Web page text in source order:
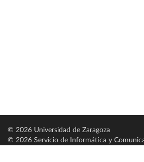
© 2026 Universidad de Zaragoza
© 2026 Servicio de Informática y